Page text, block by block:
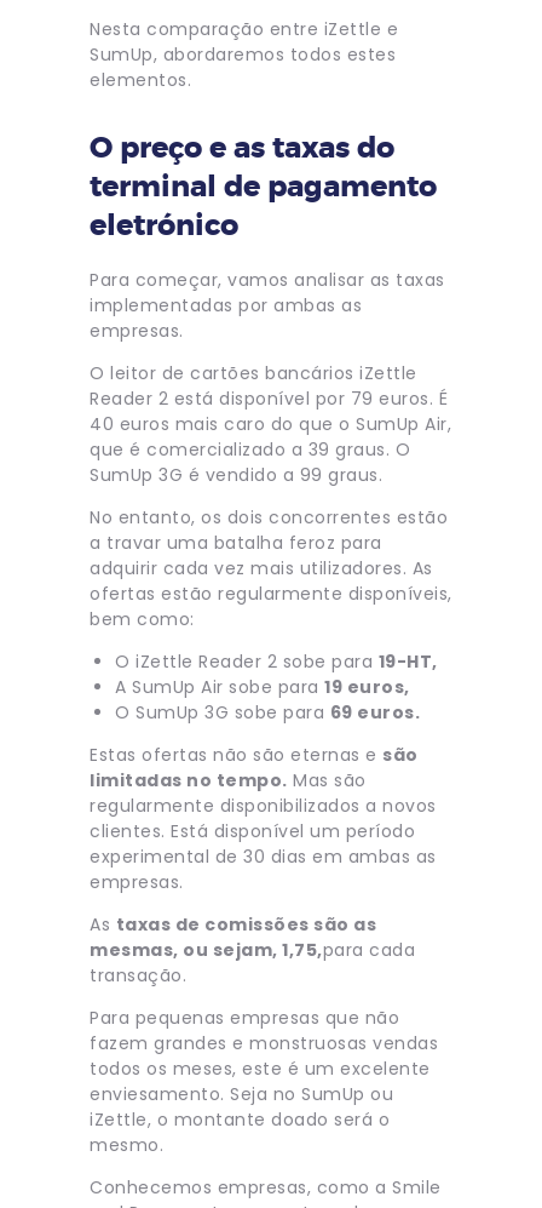
Nesta comparação entre iZettle e
SumUp, abordaremos todos estes
elementos.
O preço e as taxas do
terminal de pagamento
eletrónico
Para começar, vamos analisar as taxas
implementadas por ambas as
empresas.
O leitor de cartões bancários iZettle
Reader 2 está disponível por 79 euros. É
40 euros mais caro do que o SumUp Air,
que é comercializado a 39 graus. O
SumUp 3G é vendido a 99 graus.
No entanto, os dois concorrentes estão
a travar uma batalha feroz para
adquirir cada vez mais utilizadores. As
ofertas estão regularmente disponíveis,
bem como:
O iZettle Reader 2 sobe para 19-HT,
A SumUp Air sobe para 19 euros,
O SumUp 3G sobe para 69 euros.
Estas ofertas não são eternas e são
limitadas no tempo. Mas são
regularmente disponibilizados a novos
clientes. Está disponível um período
experimental de 30 dias em ambas as
empresas.
As taxas de comissões são as
mesmas, ou sejam, 1,75,para cada
transação.
Para pequenas empresas que não
fazem grandes e monstruosas vendas
todos os meses, este é um excelente
enviesamento. Seja no SumUp ou
iZettle, o montante doado será o
mesmo.
Conhecemos empresas, como a Smile